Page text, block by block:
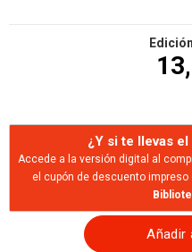
¿Y si te llevas
Accede a la versión digital al
el cupón de descuento
Añadir